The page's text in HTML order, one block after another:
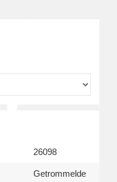
26098
Getrommelde